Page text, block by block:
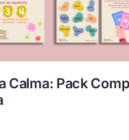
Calma: Pack